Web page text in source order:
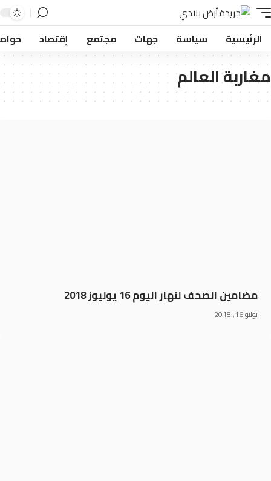
سياسة جهات مجتمع إقتصاد حوادث
العالم
مضامين الصحف لنهار اليوم 16 يوليوز 2018
يوليو 16, 2018